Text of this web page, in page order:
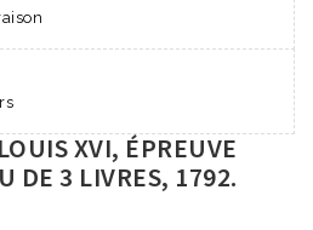
XVI, ÉPREUVE
DE 3 LIVRES, 1792.